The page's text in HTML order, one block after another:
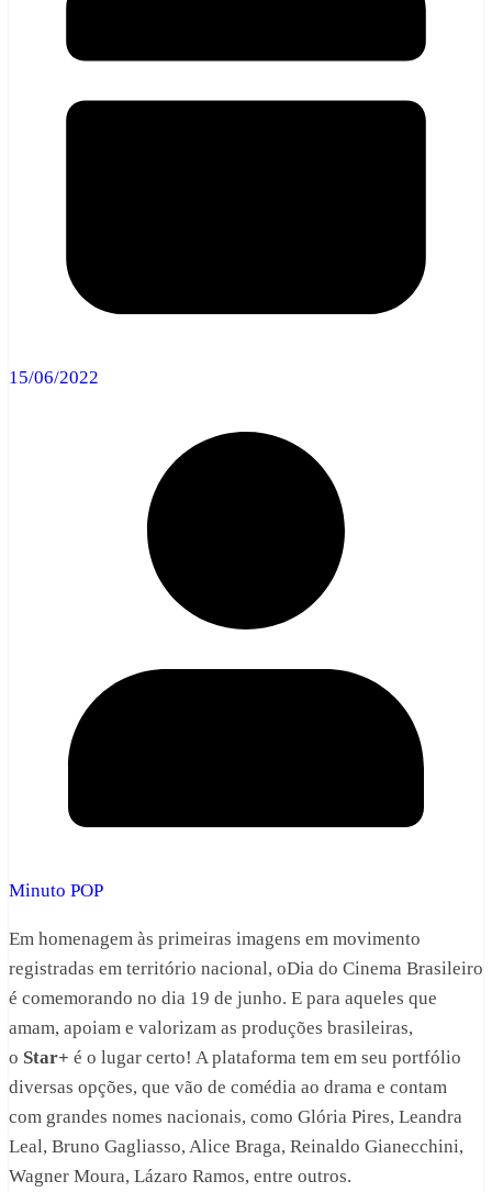
15/06/2022
Minuto POP
Em homenagem às primeiras imagens em movimento
registradas em território nacional, oDia do Cinema Brasileiro
é comemorando no dia 19 de junho. E para aqueles que
amam, apoiam e valorizam as produções brasileiras,
o Star+ é o lugar certo! A plataforma tem em seu portfólio
diversas opções, que vão de comédia ao drama e contam
com grandes nomes nacionais, como Glória Pires, Leandra
Leal, Bruno Gagliasso, Alice Braga, Reinaldo Gianecchini,
Wagner Moura, Lázaro Ramos, entre outros.